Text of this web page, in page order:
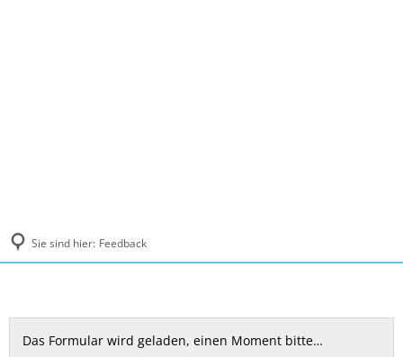
Sie sind hier: Feedback
Feedback
Das Formular wird geladen, einen Moment bitte…